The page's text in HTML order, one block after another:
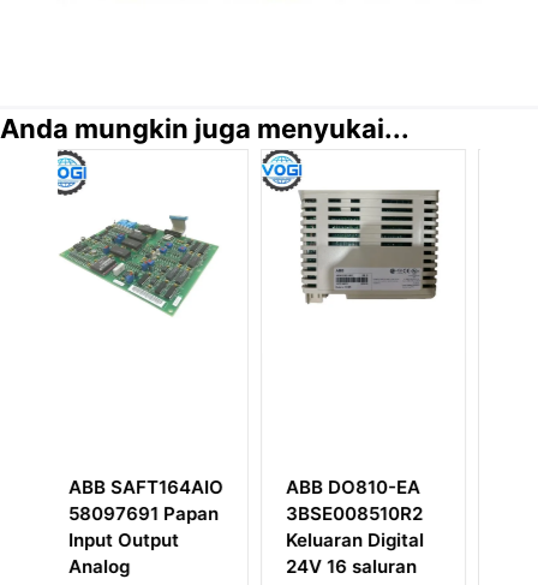
Anda mungkin juga menyukai...
ABB DO810-EA
3BSE008510R2
Keluaran Digital
24V 16 saluran
ABB BRC100
Harmony Bridge
Controller